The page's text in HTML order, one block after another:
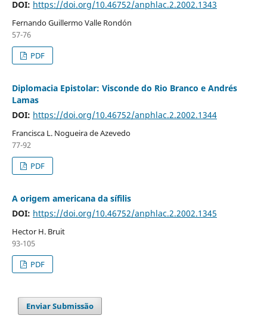
DOI: https://doi.org/10.46752/anphlac.2.2002.1343
Fernando Guillermo Valle Rondón
57-76
PDF
Diplomacia Epistolar: Visconde do Rio Branco e Andrés
Lamas
DOI: https://doi.org/10.46752/anphlac.2.2002.1344
Francisca L. Nogueira de Azevedo
77-92
PDF
A origem americana da sífilis
DOI: https://doi.org/10.46752/anphlac.2.2002.1345
Hector H. Bruit
93-105
PDF
Enviar Submissão